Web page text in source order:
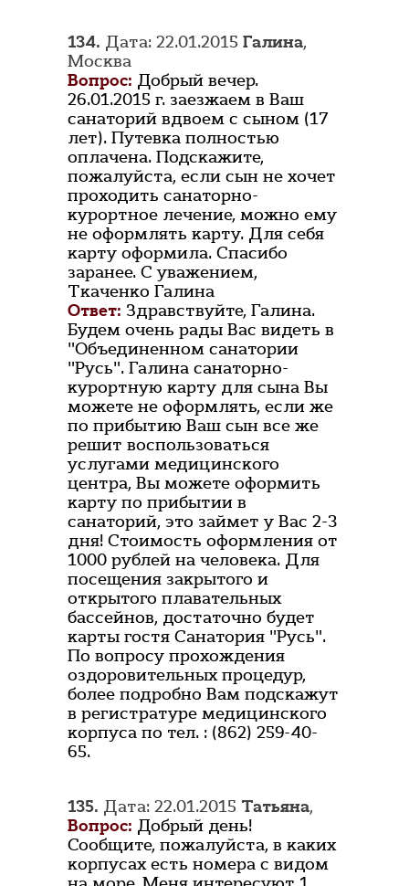
134. Дата: 22.01.2015 Галина,
Москва
Вопрос: Добрый вечер.
26.01.2015 г. заезжаем в Ваш
санаторий вдвоем с сыном (17
лет). Путевка полностью
оплачена. Подскажите,
пожалуйста, если сын не хочет
проходить санаторно-
курортное лечение, можно ему
не оформлять карту. Для себя
карту оформила. Спасибо
заранее. С уважением,
Ткаченко Галина
Ответ: Здравствуйте, Галина.
Будем очень рады Вас видеть в
"Объединенном санатории
"Русь". Галина санаторно-
курортную карту для сына Вы
можете не оформлять, если же
по прибытию Ваш сын все же
решит воспользоваться
услугами медицинского
центра, Вы можете оформить
карту по прибытии в
санаторий, это займет у Вас 2-3
дня! Стоимость оформления от
1000 рублей на человека. Для
посещения закрытого и
открытого плавательных
бассейнов, достаточно будет
карты гостя Санатория "Русь".
По вопросу прохождения
оздоровительных процедур,
более подробно Вам подскажут
в регистратуре медицинского
корпуса по тел. : (862) 259-40-
65.
135. Дата: 22.01.2015 Татьяна,
Вопрос: Добрый день!
Сообщите, пожалуйста, в каких
корпусах есть номера с видом